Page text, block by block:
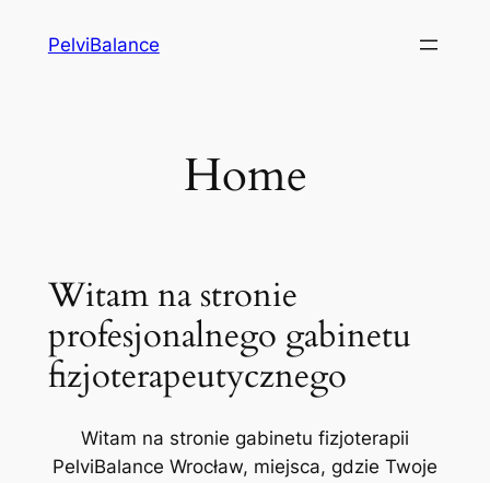
PelviBalance
Home
Witam na stronie
profesjonalnego gabinetu
fizjoterapeutycznego
Witam na stronie gabinetu fizjoterapii
PelviBalance Wrocław, miejsca, gdzie Twoje